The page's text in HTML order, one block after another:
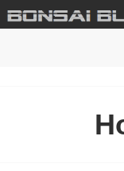
Springe
zum